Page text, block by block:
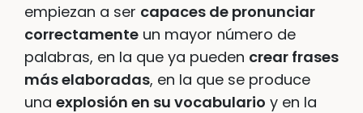
empiezan a ser capaces de pronunciar
correctamente un mayor número de
palabras, en la que ya pueden crear frases
más elaboradas, en la que se produce
una explosión en su vocabulario y en la